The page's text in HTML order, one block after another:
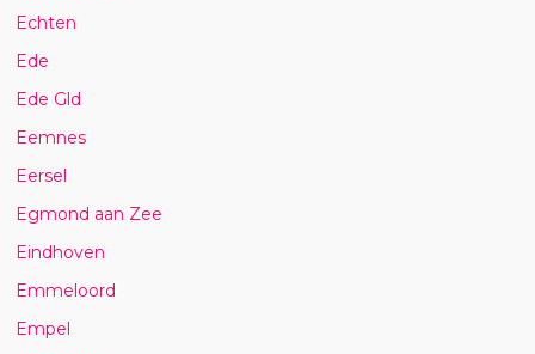
Echten
Ede
Ede Gld
Eemnes
Eersel
Egmond aan Zee
Eindhoven
Emmeloord
Empel